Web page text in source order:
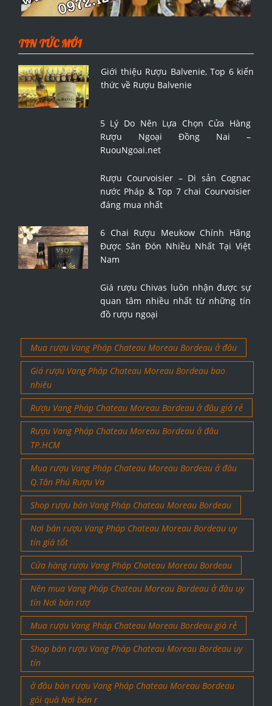
TIN TỨC MỚI
Giới thiệu Rượu Balvenie, Top 6 kiến
thức về Rượu Balvenie
5 Lý Do Nên Lựa Chọn Cửa Hàng
Rượu Ngoại Đồng Nai –
RuouNgoai.net
Rượu Courvoisier – Di sản Cognac
nước Pháp & Top 7 chai Courvoisier
đáng mua nhất
6 Chai Rượu Meukow Chính Hãng
Được Săn Đón Nhiều Nhất Tại Việt
Nam
Giá rượu Chivas luôn nhận được sự
quan tâm nhiều nhất từ những tín
đồ rượu ngoại
Mua rượu Vang Pháp Chateau Moreau Bordeau ở đâu
Giá rượu Vang Pháp Chateau Moreau Bordeau bao
nhiêu
Rượu Vang Pháp Chateau Moreau Bordeau ở đâu giá rẻ
Rượu Vang Pháp Chateau Moreau Bordeau ở đâu
TP.HCM
Mua rượu Vang Pháp Chateau Moreau Bordeau ở đâu
Q.Tân Phú Rượu Va
Shop rượu bán Vang Pháp Chateau Moreau Bordeau
Nơi bán rượu Vang Pháp Chateau Moreau Bordeau uy
tín giá tốt
Cửa hàng rượu Vang Pháp Chateau Moreau Bordeau
Nên mua Vang Pháp Chateau Moreau Bordeau ở đâu uy
tín Nơi bán rượ
Mua rượu Vang Pháp Chateau Moreau Bordeau giá rẻ
Shop bán rượu Vang Pháp Chateau Moreau Bordeau uy
tín
ở đâu bán rượu Vang Pháp Chateau Moreau Bordeau
gói quà Nơi bán r